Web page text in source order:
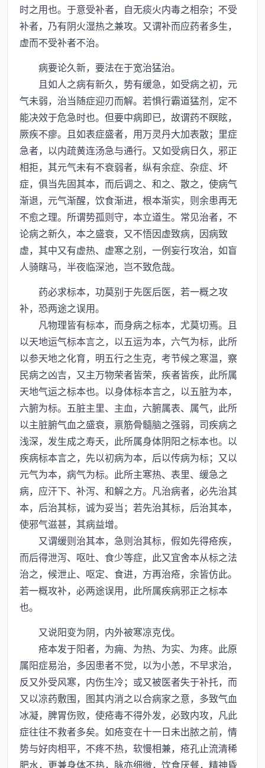
时之用也。于意受补者，自无痰火内毒之相杂；不受
补者，乃有阴火湿热之兼攻。又谓补而应药者多生，
虚而不受补者不治。
病要论久新，要法在于宽治猛治。
且如人之病有新久，势有缓急，如受病之初，元
气未弱，治当随症迎刃而解。若惧行霸道猛剂，定不
能决效于危急时也。但要中病即已，故谓药不瞑眩，
厥疾不瘳。且如表症盛者，用万灵丹大加表散；里症
急者，以内疏黄连汤急与通行。又如受病日久，邪正
相拒，其元气未有不衰弱者，纵有余症、杂症、坏
症，俱当先固其本，而后调之、和之、散之，使病气
渐退，元气渐醒，饮食渐进，根本渐实，则余患再无
不愈之理。所谓势孤则守，本立道生。常见治者，不
论病之新久，本之盛衰，又不悟因虚致病，因病致
虚，其中又有虚热、虚寒之别，一例妄行攻治，如盲
人骑瞎马，半夜临深池，岂不致危哉。
药必求标本，功莫别于先医后医，若一概之攻
补，恐两途之误用。
凡物理皆有标本，而身病之标本，尤莫切焉。且
以天地运气标本言之，以五运为本，六气为标，此所
以参天地之化育，明五行之生克，考节候之寒温，察
民病之凶吉，又主万物荣者皆荣，疾者皆疾，此所属
天地气运之标本也。以身体标本言之，以五脏为本，
六腑为标。五脏主里、主血，六腑属表、属气，此所
以主脏腑气血之盛衰，禀筋骨髓脑之强弱，司疾病之
浅深，发生成之寿夭，此所属身体阴阳之标本也。以
疾病标本言之，先以初病为本，后以传病为标；又以
元气为本，病气为标。此所主寒热、表里、缓急之
病，应汗下、补泻、和解之方。凡治病者，必先治其
本，后治其标，诚为妥当；若先治其标，后治其本，
使邪气滋甚，其病益增。
又谓缓则治其本，急则治其标，假如先得疮疾，
而后得泄泻、呕吐、食少等症，此又宜舍本从标之法
治之，候泄止、呕定、食进，方再治疮，余皆仿此。
若一概攻补，必两途误用，此所属疾病邪正之标本
也。
又说阳变为阴，内外被寒凉克伐。
疮本发于阳者，为痈、为热、为实、为疼。此原
属阳症易治，多因患者不觉，以为小恙，不早求治，
反又外受风寒，内伤生冷；或又被医者失于补托，而
又以凉药敷围，图其内消之以合病家之意，多致气血
冰凝，脾胃伤败，使疮毒不得外发，必致内攻，凡此
症往往不救者多矣。如疮变在十一日未出脓之前，情
势与好肉相平，不疼不热，软慢相兼，疮孔止流清稀
肥水，更兼身体不热，脉亦细微，饮食厌餐，精神昏